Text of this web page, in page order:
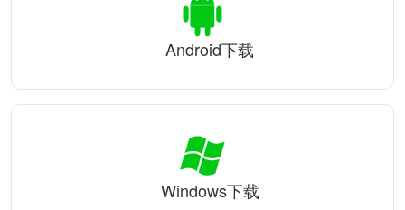
Android下载
Windows下载